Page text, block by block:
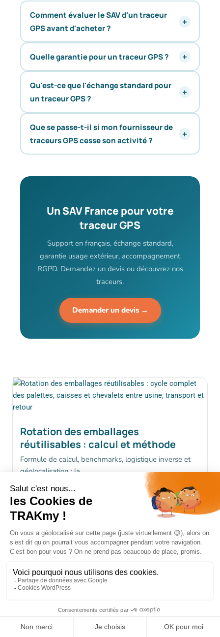
Comment évaluer le SAV d'un traceur
GPS avant d'acheter ?
Quelle garantie pour un traceur GPS ?
Qu'est-ce que l'échange standard pour
un traceur GPS ?
Que se passe-t-il si mon fournisseur de
traceurs GPS cesse son activité ?
Un SAV France pour votre
traceur GPS
Support en français, échange standard,
garantie usage extérieur, accompagnement
RGPD. Demandez un devis ou découvrez nos
traceurs.
Demander un devis →
Rotation des emballages
réutilisables : calcul et méthode
Formule de calcul, benchmarks, logistique inverse et
géolocalisation : la...
coût en 2026 (45 k€)
45 000 € par vol en moyenne, 72 % de...
4 août 2026